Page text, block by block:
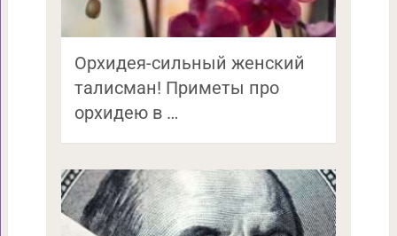
Орхидея-сильный женский
талисман! Приметы про
орхидею в …